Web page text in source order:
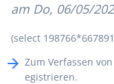
am Do, 06/05/
(select
Zum Verfassen
egistrieren.